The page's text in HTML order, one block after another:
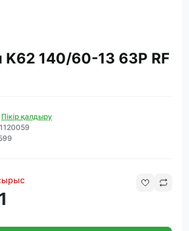
K62 140/60-13 63P RF
Пікір қалдыру